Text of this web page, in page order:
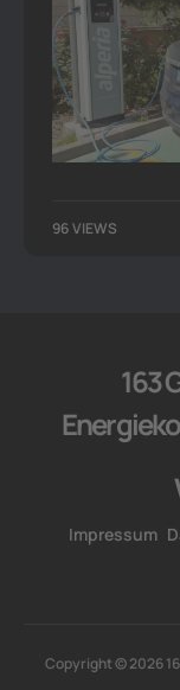
96 VIEWS
163
Impressum
Copyright © 2026